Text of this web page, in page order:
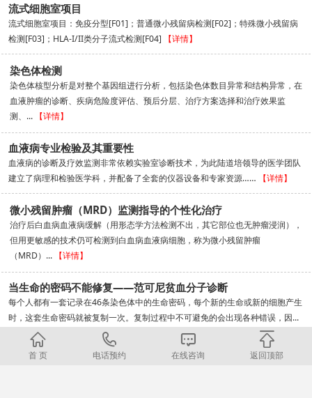
流式细胞室项目
流式细胞室项目：免疫分型[F01]；普通微小残留病检测[F02]；特殊微小残留病
检测[F03]；HLA-I/II类分子流式检测[F04]
【详情】
染色体检测
染色体核型分析是对整个基因组进行分析，包括染色体数目异常和结构异常，在
血液肿瘤的诊断、疾病危险度评估、预后分层、治疗方案选择和治疗效果监
测、... 【详情】
血液病专业检验及其重要性
血液病的诊断及疗效监测非常依赖实验室诊断技术，为此陆道培领导的医学团队
建立了病理和检验医学科，并配备了全套的仪器设备和专家资源……
【详情】
微小残留肿瘤（MRD）监测指导的个性化治疗
治疗后白血病血液病缓解（用形态学方法检测不出，其它部位也无肿瘤浸润），
但用更敏感的技术仍可检测到白血病血液病细胞，称为微小残留肿瘤
（MRD）... 【详情】
当生命的密码不能修复——范可尼贫血分子诊断
每个人都有一套记录在46条染色体中的生命密码，每个新的生命或新的细胞产生
时，这套生命密码就被复制一次。复制过程中不可避免的会出现各种错误，因...
【详情】
首 页 电话预约 在线咨询 返回顶部